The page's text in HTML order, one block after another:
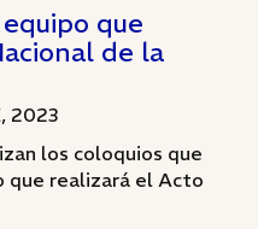
que
de la
2023
los coloquios que
que realizará el Acto